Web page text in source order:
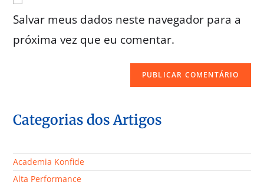
Salvar meus dados neste navegador para a
próxima vez que eu comentar.
Categorias dos Artigos
Academia Konfide
Alta Performance